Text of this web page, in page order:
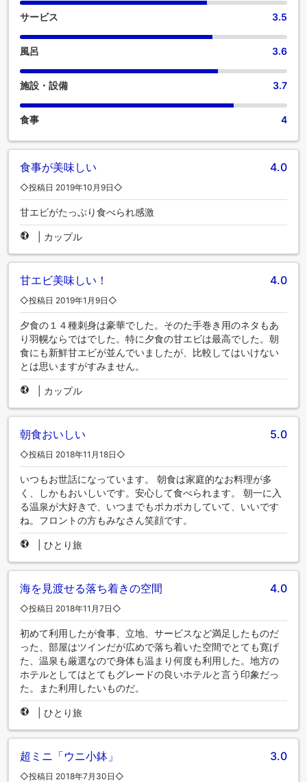
サービス 3.5
風呂 3.6
施設・設備 3.7
食事 4
食事が美味しい 4.0
◇投稿日 2019年10月9日◇
甘エビがたっぷり食べられ感激
カップル
甘エビ美味しい！ 4.0
◇投稿日 2019年1月9日◇
夕食の１４種刺身は豪華でした。そのた手巻き用のネタもあ
り羽幌ならではでした。特に夕食の甘エビは最高でした。朝
食にも新鮮甘エビが並んでいましたが、比較してはいけない
とは思いますがすみません。
カップル
朝食おいしい 5.0
◇投稿日 2018年11月18日◇
いつもお世話になっています。 朝食は家庭的なお料理が多
く、しかもおいしいです。安心して食べられます。 朝一に入
る温泉が大好きで、いつまでもポカポカしていて、いいです
ね。フロントの方もみなさん笑顔です。
ひとり旅
海を見渡せる落ち着きの空間 4.0
◇投稿日 2018年11月7日◇
初めて利用したが食事、立地、サービスなど満足したものだ
った、部屋はツインだが広めで落ち着いた空間でとても寛げ
た、温泉も厳選なので身体も温まり何度も利用した。地方の
ホテルとしてはとてもグレードの良いホテルと言う印象だっ
た。また利用したいものだ。
ひとり旅
超ミニ「ウニ小鉢」 3.0
◇投稿日 2018年7月30日◇